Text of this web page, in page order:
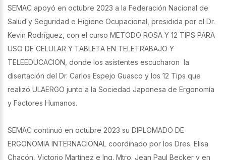
SEMAC apoyó en octubre 2023 a la Federación Nacional de
Salud y Seguridad e Higiene Ocupacional, presidida por el Dr.
Kevin Rodríguez, con el curso METODO ROSA Y 12 TIPS PARA
USO DE CELULAR Y TABLETA EN TELETRABAJO Y
TELEEDUCACION, donde los asistentes escucharon la
disertación del Dr. Carlos Espejo Guasco y los 12 Tips que
realizó ULAERGO junto a la Sociedad Japonesa de Ergonomía
y Factores Humanos.
SEMAC continuó en octubre 2023 su DIPLOMADO DE
ERGONOMIA INTERNACIONAL coordinado por los Dres. Elisa
Chacón, Victorio Martínez e Ing. Mtro. Jean Paul Becker y en